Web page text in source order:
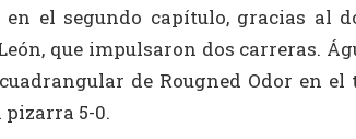
el segundo capítulo, gracias al
que impulsaron dos carreras.
de Rougned Odor en el
5-0.